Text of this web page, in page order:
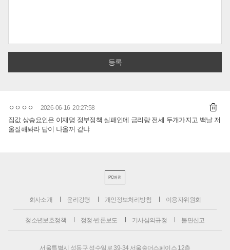
ㅇㅇㅇㅇ 2026-06-16 20:27:58
집값 상승요인은 이재명 정부정책 실패인데 금리랑 전세 두개가지고 백날 저
울질해봐라 답이 나올꺼 같냐
PC버전
회사소개 윤리강령 개인정보처리방침 이용자위원회
청소년보호정책 정정·반론보도 기사심의규정 불편신고
서울특별시 성동구 성수일로 39-34 서울숲더스페이스 12층